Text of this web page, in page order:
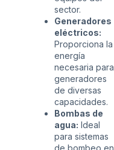
sector.
Generadores
eléctricos:
Proporciona la
energía
necesaria para
generadores
de diversas
capacidades.
Bombas de
agua: Ideal
para sistemas
de bombeo en